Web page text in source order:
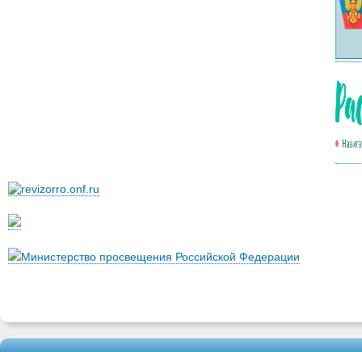
Министерство просвещения Российской Федерации